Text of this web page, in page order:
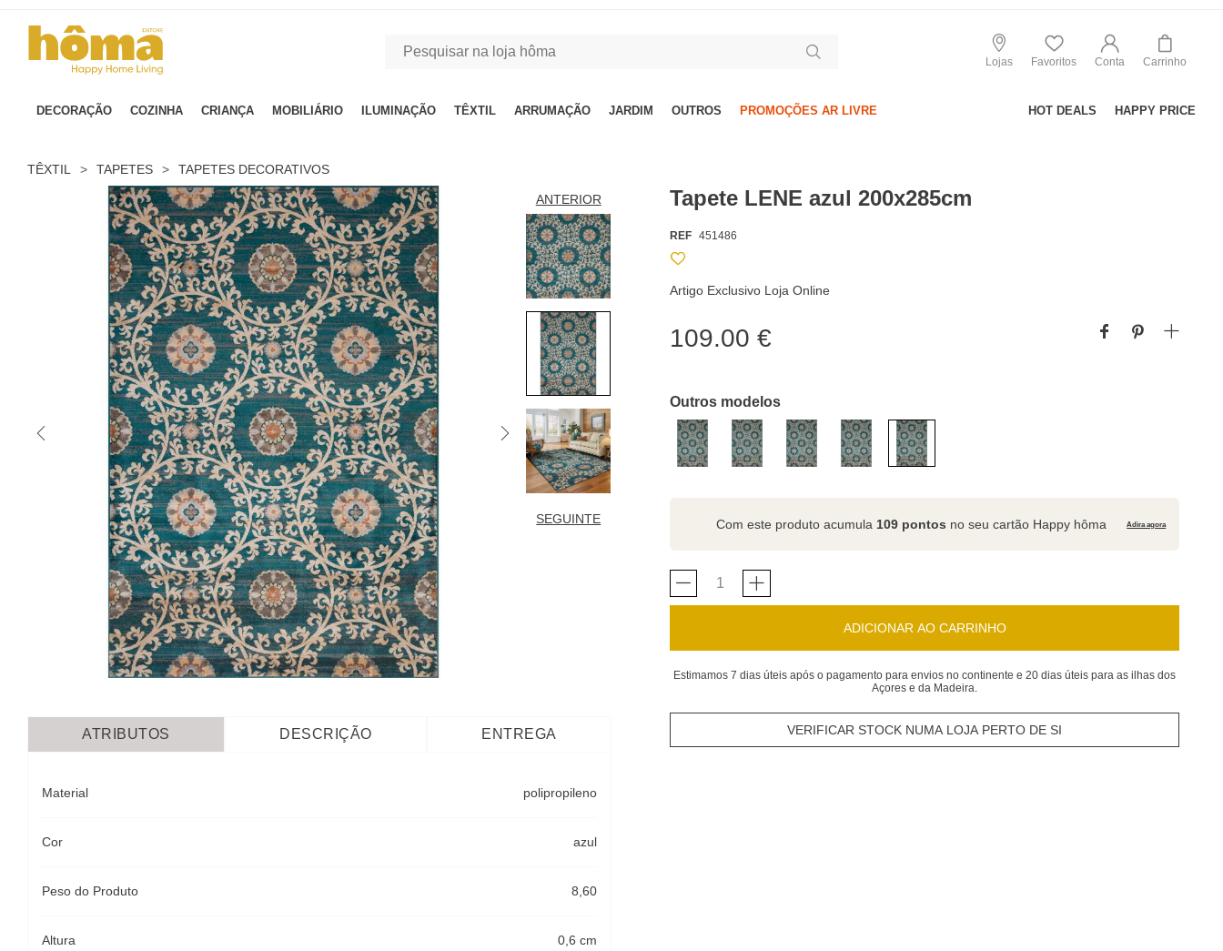
Lojas Favoritos Conta Carrinho
DECORAÇÃO COZINHA CRIANÇA MOBILIÁRIO ILUMINAÇÃO TÊXTIL ARRUMAÇÃO JARDIM OUTROS PROMOÇÕES AR LIVRE HOT DEALS HAPPY PRICE
TÊXTIL > TAPETES > TAPETES DECORATIVOS
ANTERIOR
SEGUINTE
Tapete LENE azul 200x285cm
REF 451486
Artigo Exclusivo Loja Online
109.00 €
Outros modelos
Com este produto acumula 109 pontos no seu cartão Happy hôma Adira agora
ADICIONAR AO CARRINHO
Estimamos 7 dias úteis após o pagamento para envios no continente e 20 dias úteis para as ilhas dos
Açores e da Madeira.
VERIFICAR STOCK NUMA LOJA PERTO DE SI
ATRIBUTOS DESCRIÇÃO ENTREGA
Material polipropileno
Cor azul
Peso do Produto 8,60
Altura 0,6 cm